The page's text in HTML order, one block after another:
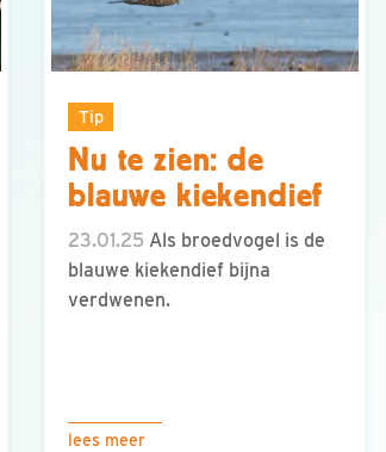
Tip
Nu te zien: de
blauwe kiekendief
23.01.25 Als broedvogel is de
blauwe kiekendief bijna
verdwenen.
lees meer